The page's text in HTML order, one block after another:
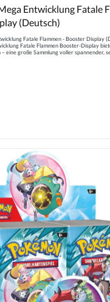
Bewertung von 0
Entwicklung Fatale
(Deutsch)
Fatale Flammen - Booster Display
Fatale Flammen Booster-Display
eine große Sammlung voller spannender,